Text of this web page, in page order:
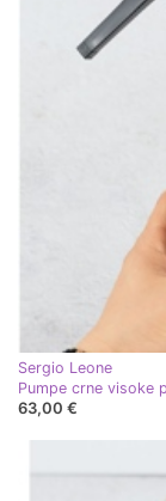
Sergio Leone
Pumpe crne visoke
63,00 €